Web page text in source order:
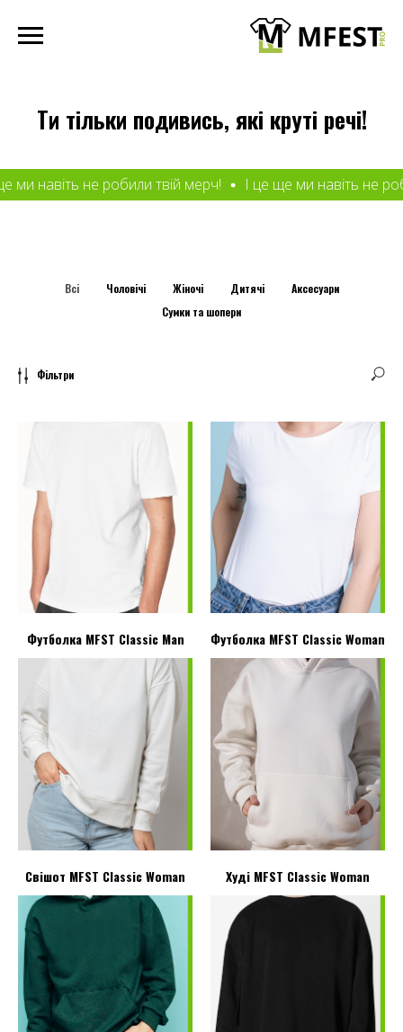
Ти тільки подивись, які круті речі!
робили твій мерч! І це ще ми навіть не робили твій
Всі Чоловічі Жіночі Дитячі
Аксесуари
Сумки та шопери
Фільтри
Футболка MFST Classic Man Футболка MFST Classic Woman
Свішот MFST Classic Woman Худі MFST Classic Woman